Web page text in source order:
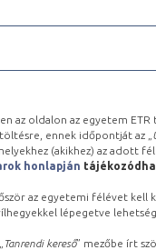
az oldalon az egyetem
ennek időpontját az „
(akikhez) az adott
honlapján
az egyetemi félévet kell
lépegetve
Tanrendi kereső” mezőbe írt